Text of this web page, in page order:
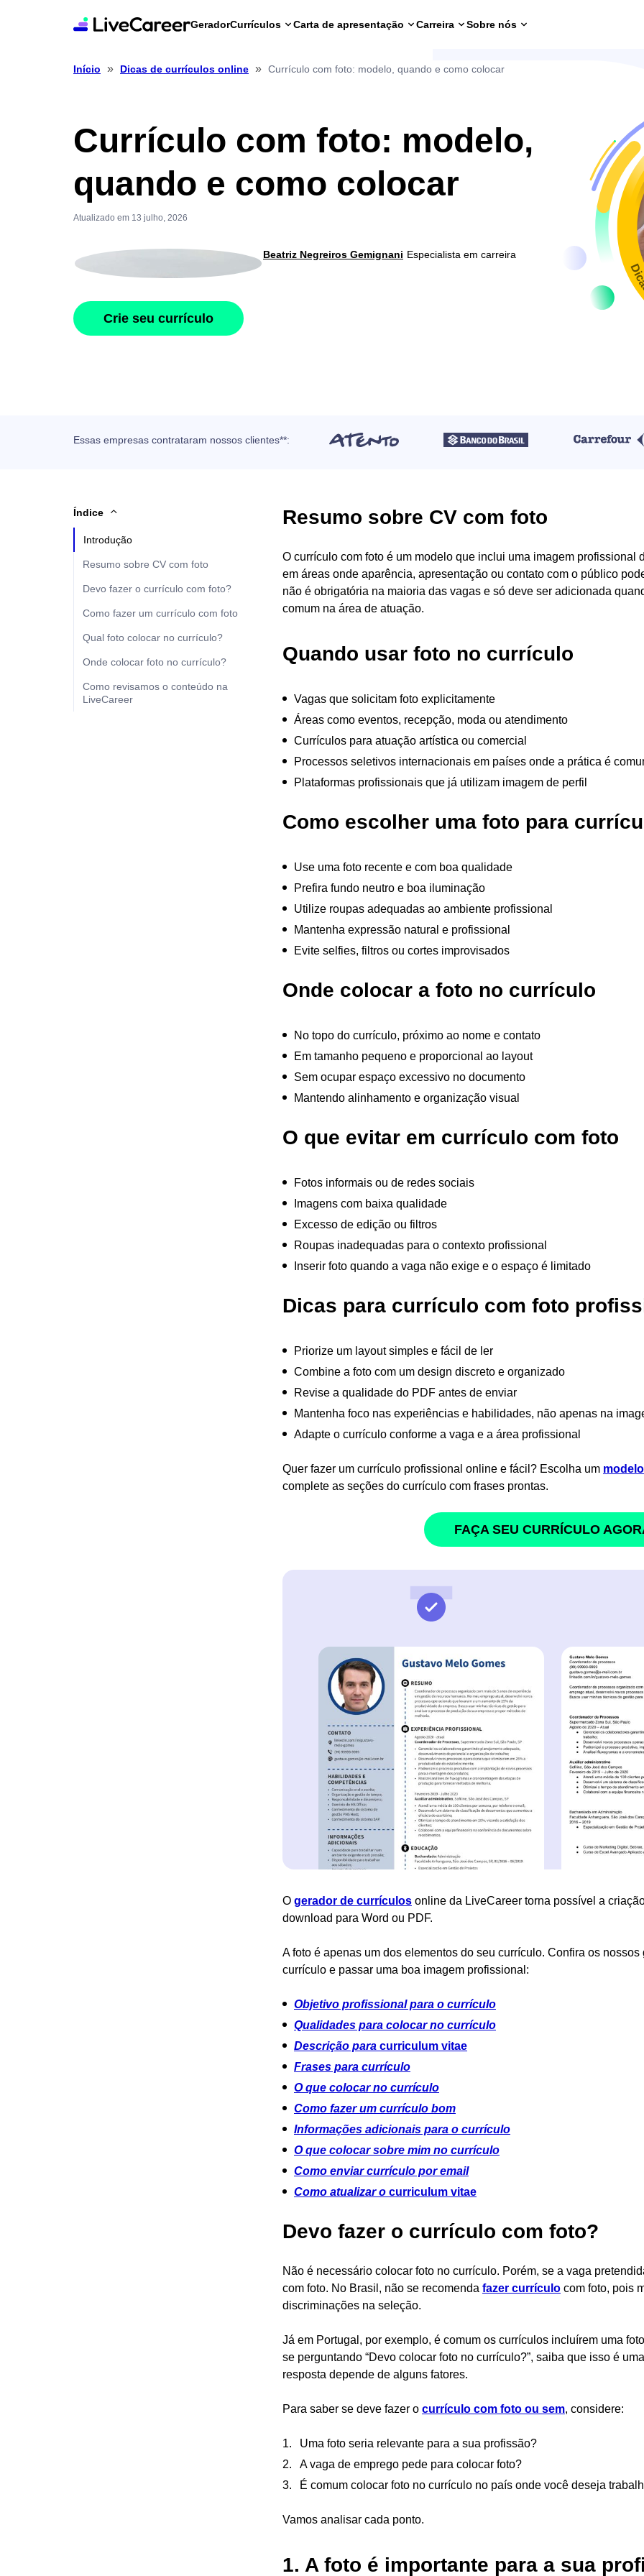
GeradorCurrículos Carta de apresentação Carreira Sobre nós
Início » Dicas de currículos online » Currículo com foto: modelo, quando e como colocar
Currículo com foto: modelo,
quando e como colocar
Atualizado em 13 julho, 2026
Beatriz Negreiros Gemignani Especialista em carreira
Crie seu currículo
Essas empresas contrataram nossos clientes**:
Índice
Introdução
Resumo sobre CV com foto
Devo fazer o currículo com foto?
Como fazer um currículo com foto
Qual foto colocar no currículo?
Onde colocar foto no currículo?
Como revisamos o conteúdo na
LiveCareer
Resumo sobre CV com foto
O currículo com foto é um modelo que inclui uma imagem profissional
em áreas onde aparência, apresentação ou contato com o público
não é obrigatória na maioria das vagas e só deve ser adicionada
comum na área de atuação.
Quando usar foto no currículo
Vagas que solicitam foto explicitamente
Áreas como eventos, recepção, moda ou atendimento
Currículos para atuação artística ou comercial
Processos seletivos internacionais em países onde a prática é
Plataformas profissionais que já utilizam imagem de perfil
Como escolher uma foto para
Use uma foto recente e com boa qualidade
Prefira fundo neutro e boa iluminação
Utilize roupas adequadas ao ambiente profissional
Mantenha expressão natural e profissional
Evite selfies, filtros ou cortes improvisados
Onde colocar a foto no currículo
No topo do currículo, próximo ao nome e contato
Em tamanho pequeno e proporcional ao layout
Sem ocupar espaço excessivo no documento
Mantendo alinhamento e organização visual
O que evitar em currículo com foto
Fotos informais ou de redes sociais
Imagens com baixa qualidade
Excesso de edição ou filtros
Roupas inadequadas para o contexto profissional
Inserir foto quando a vaga não exige e o espaço é limitado
Dicas para currículo com foto
Priorize um layout simples e fácil de ler
Combine a foto com um design discreto e organizado
Revise a qualidade do PDF antes de enviar
Mantenha foco nas experiências e habilidades, não apenas na
Adapte o currículo conforme a vaga e a área profissional
Quer fazer um currículo profissional online e fácil? Escolha um
complete as seções do currículo com frases prontas.
FAÇA SEU CURRÍCULO
O gerador de currículos online da LiveCareer torna possível a
download para Word ou PDF.
A foto é apenas um dos elementos do seu currículo. Confira os
currículo e passar uma boa imagem profissional:
Objetivo profissional para o currículo
Qualidades para colocar no currículo
Descrição para curriculum vitae
Frases para currículo
O que colocar no currículo
Como fazer um currículo bom
Informações adicionais para o currículo
O que colocar sobre mim no currículo
Como enviar currículo por email
Como atualizar o curriculum vitae
Devo fazer o currículo com foto?
Não é necessário colocar foto no currículo. Porém, se a vaga
com foto. No Brasil, não se recomenda fazer currículo com foto, pois
discriminações na seleção.
Já em Portugal, por exemplo, é comum os currículos incluírem uma
se perguntando “Devo colocar foto no currículo?”, saiba que isso é
resposta depende de alguns fatores.
Para saber se deve fazer o currículo com foto ou sem, considere:
Uma foto seria relevante para a sua profissão?
A vaga de emprego pede para colocar foto?
É comum colocar foto no currículo no país onde você deseja
Vamos analisar cada ponto.
1. A foto é importante para a sua